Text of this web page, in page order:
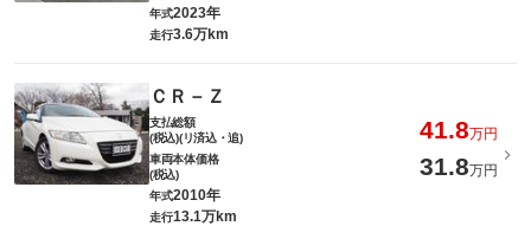
年式2023年
走行3.6万km
ＣＲ－Ｚ
支払総額
(税込)(リ済込・追)
41.8万円
車両本体価格
(税込)
31.8万円
年式2010年
走行13.1万km